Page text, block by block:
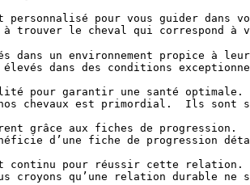
personnalisé pour vous guider dans
à trouver le cheval qui correspond
dans un environnement propice à
élevés dans des conditions
pour garantir une santé optimale.
chevaux est primordial.  Ils sont
grâce aux fiches de progression.
d’une fiche de progression
continu pour réussir cette relation.
croyons qu’une relation durable